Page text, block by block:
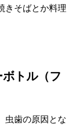
きそばとか料理
ボトル（フ
虫歯の原因とな